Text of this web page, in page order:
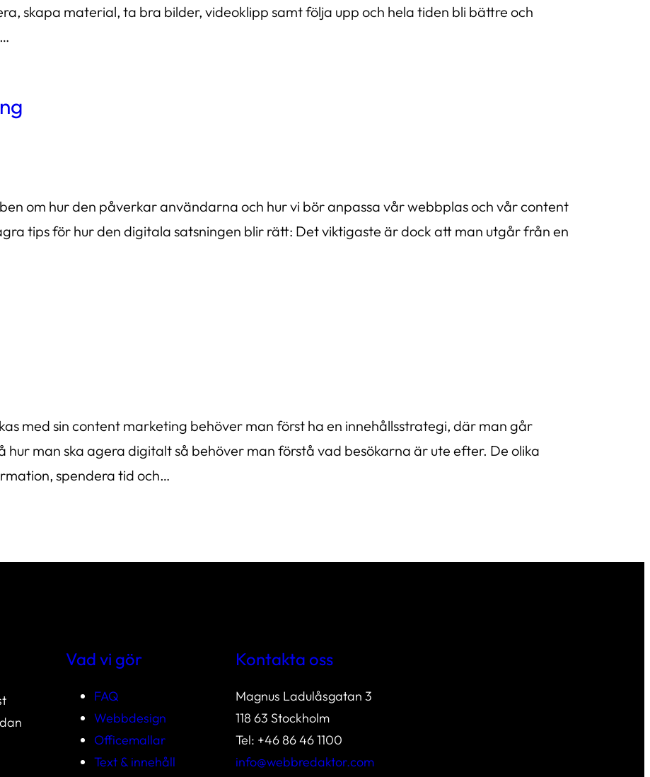
skapa material, ta bra bilder, videoklipp samt följa upp och hela tiden bli bättre och
om hur den påverkar användarna och hur vi bör anpassa vår webbplas och vår content
tips för hur den digitala satsningen blir rätt: Det viktigaste är dock att man utgår från en
med sin content marketing behöver man först ha en innehållsstrategi, där man går
man ska agera digitalt så behöver man förstå vad besökarna är ute efter. De olika
spendera tid och…
Vad vi gör
FAQ
Webbdesign
Officemallar
Text & innehåll
Kontakta oss
Magnus Ladulåsgatan 3
118 63 Stockholm
Tel: +46 86 46 1100
info@webbredaktor.com